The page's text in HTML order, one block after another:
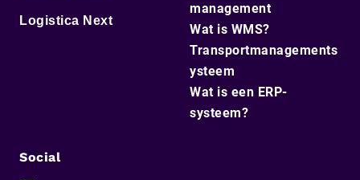
Logistica Next
management
Wat is WMS?
Transportmanagements
ysteem
Wat is een ERP-
systeem?
Social